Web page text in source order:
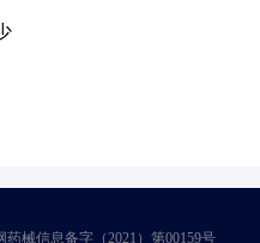
械信息备字（2021）第00159号